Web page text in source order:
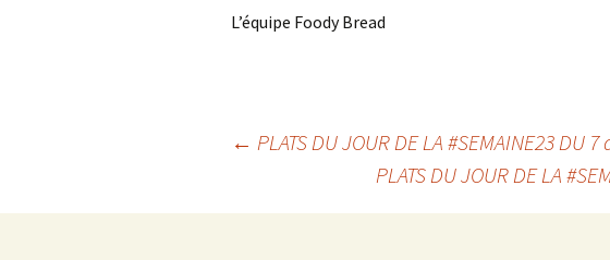
L’équipe Foody Bread
Navigation
des
← PLATS DU JOUR DE LA #SEMAINE23 DU
PLATS DU JOUR DE LA